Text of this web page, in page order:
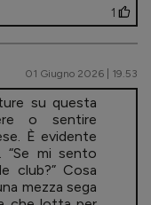
1
01 Giugno 2026 | 19.53
su questa
o sentire
È evidente
“Se mi sento
club?” Cosa
mezza sega